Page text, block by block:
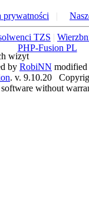
prywatności |
TZS |
PHP-Fusion PL
wizyt
by RobiNN
. v. 9.10.20
without